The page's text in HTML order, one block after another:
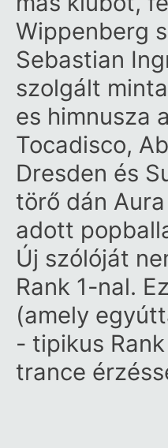
Wippenberg
Sebastian
szolgált
es himnusza
Tocadisco,
Dresden és
törő dán
adott
Új szólóját
Rank 1-nal.
(amely
- tipikus
trance